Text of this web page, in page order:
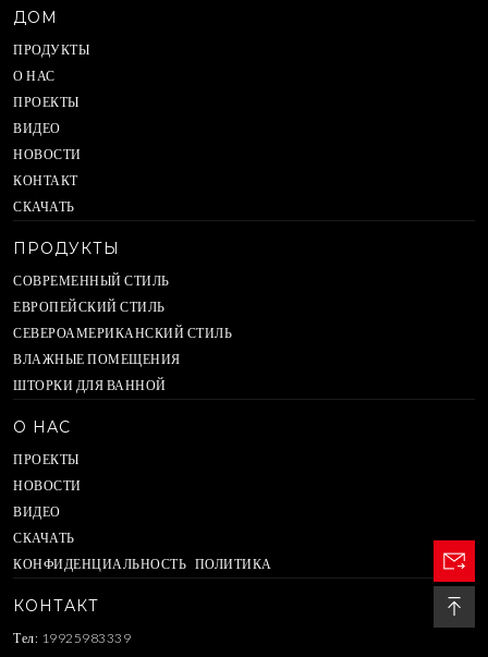
ДОМ
ПРОДУКТЫ
О НАС
ПРОЕКТЫ
ВИДЕО
НОВОСТИ
КОНТАКТ
СКАЧАТЬ
ПРОДУКТЫ
СОВРЕМЕННЫЙ СТИЛЬ
ЕВРОПЕЙСКИЙ СТИЛЬ
СЕВЕРОАМЕРИКАНСКИЙ СТИЛЬ
ВЛАЖНЫЕ ПОМЕЩЕНИЯ
ШТОРКИ ДЛЯ ВАННОЙ
О НАС
ПРОЕКТЫ
НОВОСТИ
ВИДЕО
СКАЧАТЬ
КОНФИДЕНЦИАЛЬНОСТЬ ПОЛИТИКА
КОНТАКТ
Тел: 19925983339